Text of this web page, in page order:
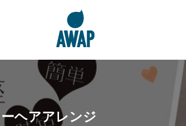
ヘアアレンジ